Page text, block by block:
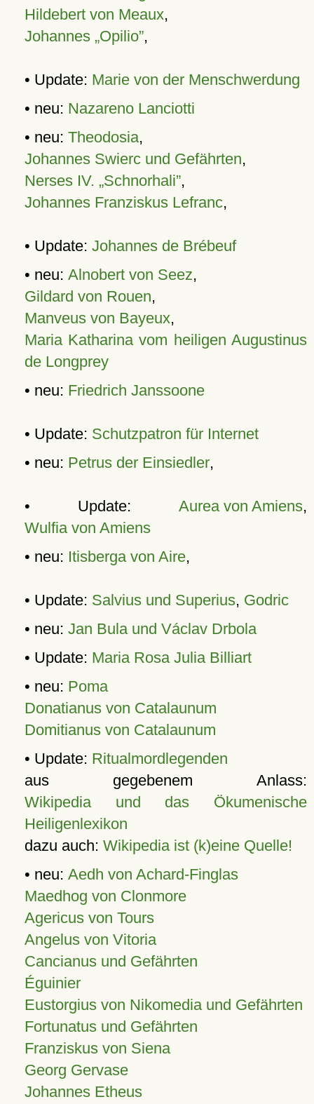
Hildebert von Meaux,
Johannes „Opilio”,
• Update: Marie von der Menschwerdung
• neu: Nazareno Lanciotti
• neu: Theodosia,
Johannes Swierc und Gefährten,
Nerses IV. „Schnorhali”,
Johannes Franziskus Lefranc,
• Update: Johannes de Brébeuf
• neu: Alnobert von Seez,
Gildard von Rouen,
Manveus von Bayeux,
Maria Katharina vom heiligen Augustinus
de Longprey
• neu: Friedrich Janssoone
• Update: Schutzpatron für Internet
• neu: Petrus der Einsiedler,
• Update: Aurea von Amiens,
Wulfia von Amiens
• neu: Itisberga von Aire,
• Update: Salvius und Superius, Godric
• neu: Jan Bula und Václav Drbola
• Update: Maria Rosa Julia Billiart
• neu: Poma
Donatianus von Catalaunum
Domitianus von Catalaunum
• Update: Ritualmordlegenden
aus gegebenem Anlass:
Wikipedia und das Ökumenische
Heiligenlexikon
dazu auch: Wikipedia ist (k)eine Quelle!
• neu: Aedh von Achard-Finglas
Maedhog von Clonmore
Agericus von Tours
Angelus von Vitoria
Cancianus und Gefährten
Éguinier
Eustorgius von Nikomedia und Gefährten
Fortunatus und Gefährten
Franziskus von Siena
Georg Gervase
Johannes Etheus